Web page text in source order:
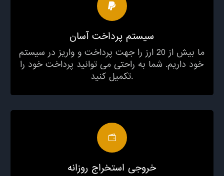
سیستم پرداخت آسان
ما بیش از 20 ارز را جهت پرداخت و واریز در سیستم
خود داریم. شما به راحتی می توانید پرداخت خود را
تکمیل کنید.
خروجی استخراج روزانه